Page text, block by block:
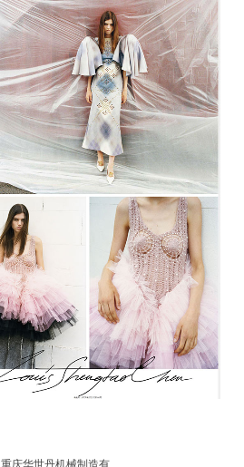
重庆华世丹机械制造有......